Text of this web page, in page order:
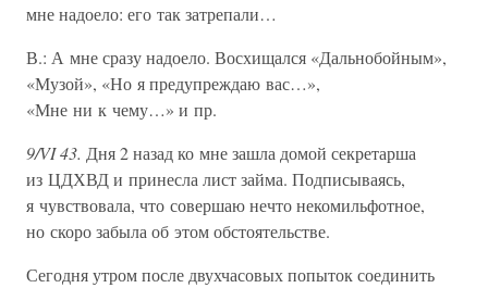
мне надоело: его так затрепали…
В.: А мне сразу надоело. Восхищался «Дальнобойным»,
«Музой», «Но я предупреждаю вас…»,
«Мне ни к чему…» и пр.
9/VI 43. Дня 2 назад ко мне зашла домой секретарша
из ЦДХВД и принесла лист займа. Подписываясь,
я чувствовала, что совершаю нечто некомильфотное,
но скоро забыла об этом обстоятельстве.
Сегодня утром после двухчасовых попыток соединить